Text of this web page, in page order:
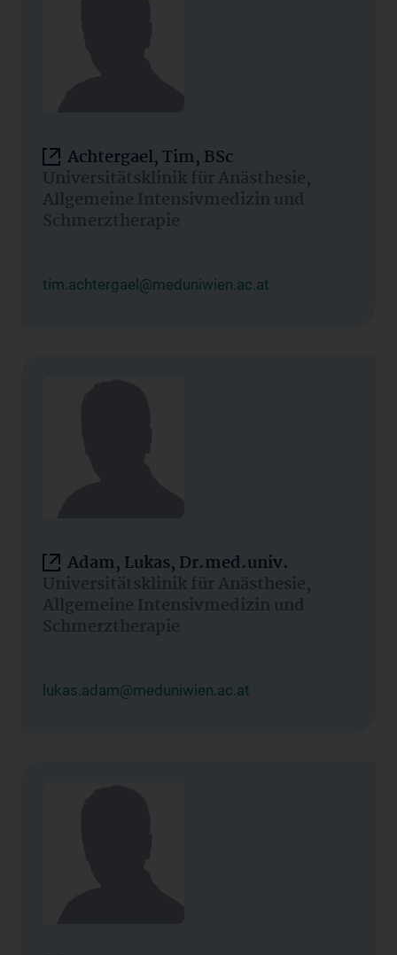
Achtergael, Tim, BSc
Universitätsklinik für Anästhesie,
Allgemeine Intensivmedizin und
Schmerztherapie
tim.achtergael@meduniwien.ac.at
Adam, Lukas, Dr.med.univ.
Universitätsklinik für Anästhesie,
Allgemeine Intensivmedizin und
Schmerztherapie
lukas.adam@meduniwien.ac.at